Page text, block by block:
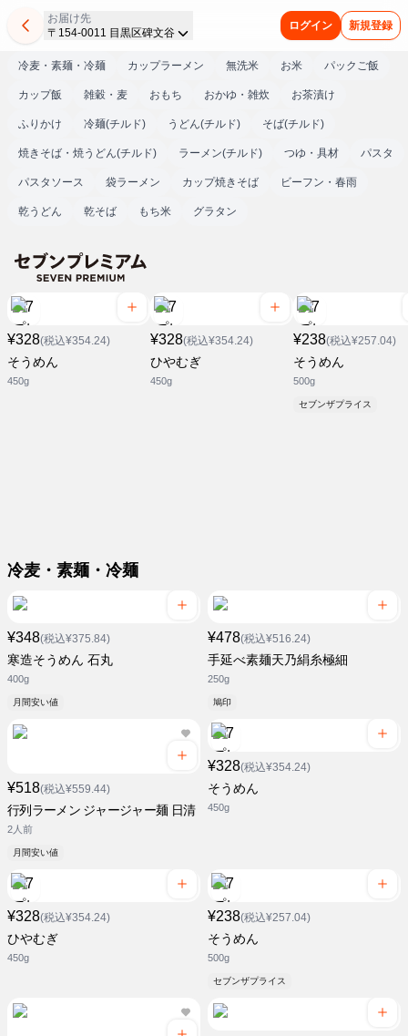
お届け先
〒154-0011 目黒区碑文谷
ログイン 新規登録
冷麦・素麺・冷麺 カップラーメン 無洗米 お米 パックご飯
カップ飯 雑穀・麦 おもち おかゆ・雑炊 お茶漬け
ふりかけ 冷麺(チルド) うどん(チルド) そば(チルド)
焼きそば・焼うどん(チルド) ラーメン(チルド) つゆ・具材 パスタ
パスタソース 袋ラーメン カップ焼きそば ビーフン・春雨
乾うどん 乾そば もち米 グラタン
¥328(税込¥354.24)
そうめん
450g
¥328(税込¥354.24)
ひやむぎ
450g
¥238(税込¥257.04)
そうめん
500g
セブンザプライス
冷麦・素麺・冷麺
¥348(税込¥375.84)
寒造そうめん 石丸
400g
月間安い値
¥478(税込¥516.24)
手延べ素麺天乃絹糸極細
250g
鳩印
¥518(税込¥559.44)
行列ラーメン ジャージャー麺 日清
2人前
月間安い値
¥328(税込¥354.24)
そうめん
450g
¥328(税込¥354.24)
ひやむぎ
450g
¥238(税込¥257.04)
そうめん
500g
セブンザプライス